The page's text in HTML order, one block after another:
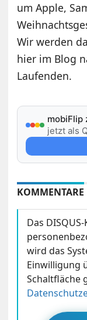
um Apple,
Wir werden
hier im Blog
Laufenden.
mobiFlip
jetzt als
KOMMENTARE
Das
wird das
Einwilligung
Schaltfläche